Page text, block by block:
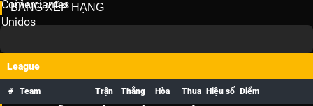
BẢNG XẾP HẠNG
League
# Team Trận Thắng Hòa Thua Hiệu số Điểm